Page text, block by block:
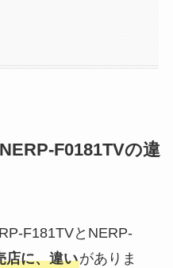
F0181TVの違
F181TVとNERP-
店に、違いがありま